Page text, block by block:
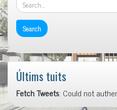
Últims tuits
Fetch Tweets: Could not